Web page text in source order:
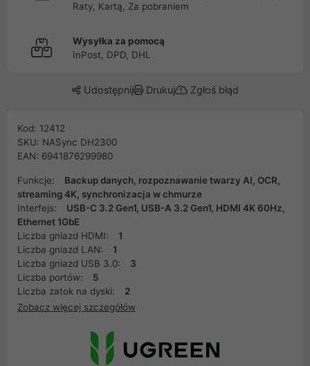
Raty, Kartą, Za pobraniem
Wysyłka za pomocą
InPost, DPD, DHL
Udostępnij Drukuj Zgłoś błąd
Kod: 12412
SKU: NASync DH2300
EAN: 6941876299980
Funkcje:
Backup danych, rozpoznawanie twarzy AI, OCR,
streaming 4K, synchronizacja w chmurze
Interfejs:
USB-C 3.2 Gen1, USB-A 3.2 Gen1, HDMI 4K 60Hz,
Ethernet 1GbE
Liczba gniazd HDMI:
1
Liczba gniazd LAN:
1
Liczba gniazd USB 3.0:
3
Liczba portów:
5
Liczba zatok na dyski:
2
Zobacz więcej szczegółów